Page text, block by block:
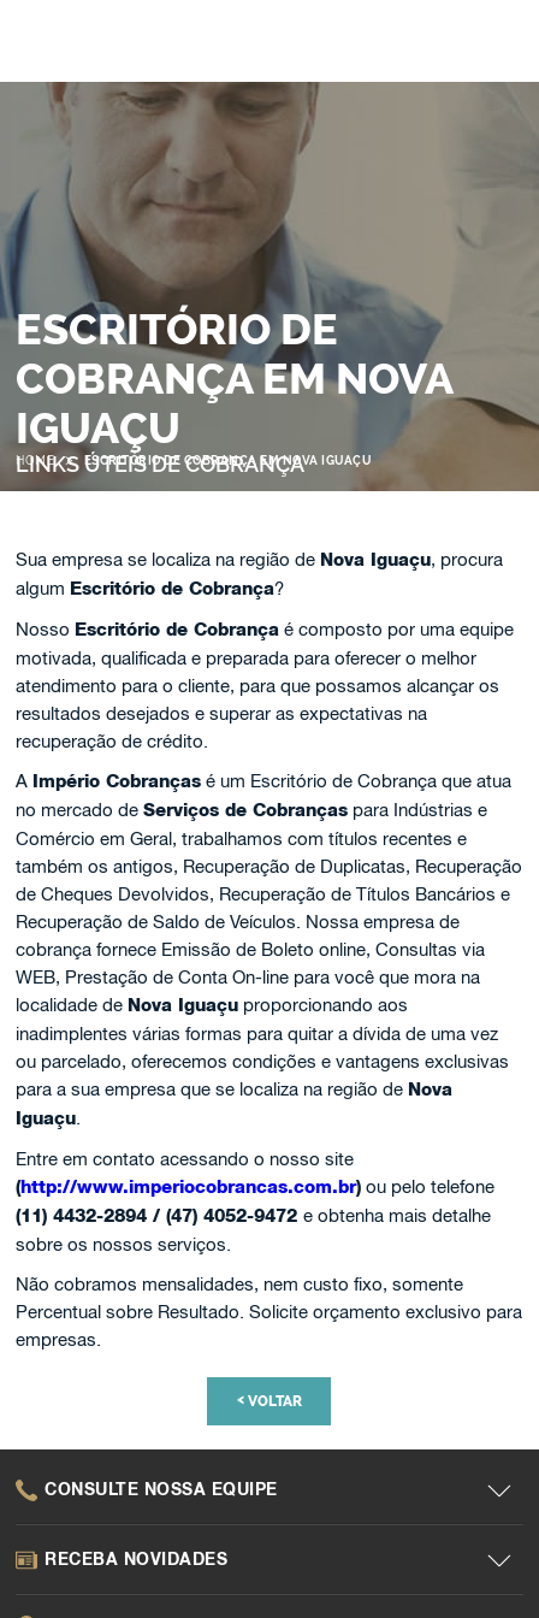
ESCRITÓRIO DE
COBRANÇA EM NOVA
IGUAÇU
LINKS ÚTEIS DE COBRANÇA
HOME > ESCRITÓRIO DE COBRANÇA EM NOVA IGUAÇU
Sua empresa se localiza na região de Nova Iguaçu, procura
algum Escritório de Cobrança?
Nosso Escritório de Cobrança é composto por uma equipe
motivada, qualificada e preparada para oferecer o melhor
atendimento para o cliente, para que possamos alcançar os
resultados desejados e superar as expectativas na
recuperação de crédito.
A Império Cobranças é um Escritório de Cobrança que atua
no mercado deServiços de Cobranças para Indústrias e
Comércio em Geral, trabalhamos com títulos recentes e
também os antigos, Recuperação de Duplicatas, Recuperação
de Cheques Devolvidos, Recuperação de Títulos Bancários e
Recuperação de Saldo de Veículos. Nossa empresa de
cobrança fornece Emissão de Boleto online, Consultas via
WEB, Prestação de Conta On-line para você que mora na
localidade de Nova Iguaçu proporcionando aos
inadimplentes várias formas para quitar a dívida de uma vez
ou parcelado, oferecemos condições e vantagens exclusivas
para a sua empresa que se localiza na região de Nova
Iguaçu.
Entre em contato acessando o nosso site
(http://www.imperiocobrancas.com.br) ou pelo telefone
(11) 4432-2894 / (47) 4052-9472e obtenha mais detalhe
sobre os nossos serviços.
Não cobramos mensalidades, nem custo fixo, somente
Percentual sobre Resultado. Solicite orçamento exclusivo para
empresas.
<VOLTAR
CONSULTE NOSSA EQUIPE
RECEBA NOVIDADES